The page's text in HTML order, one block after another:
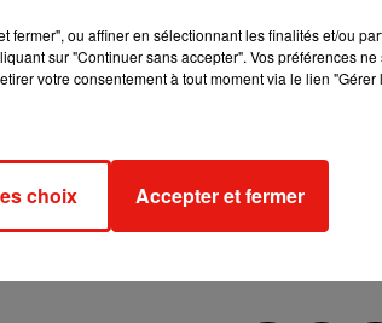
caritative, le Wearable Art Gala 2022,
de première classe pour se rendre dans
l'événement avec Tina Knowles, la mère de
fermer", ou affiner en sélectionnant les finalités et/ou
sur "Continuer sans accepter". Vos préférences
votre consentement à tout moment via le lien
choix Accepter et fermer